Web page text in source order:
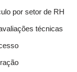
por setor de RH
técnicas